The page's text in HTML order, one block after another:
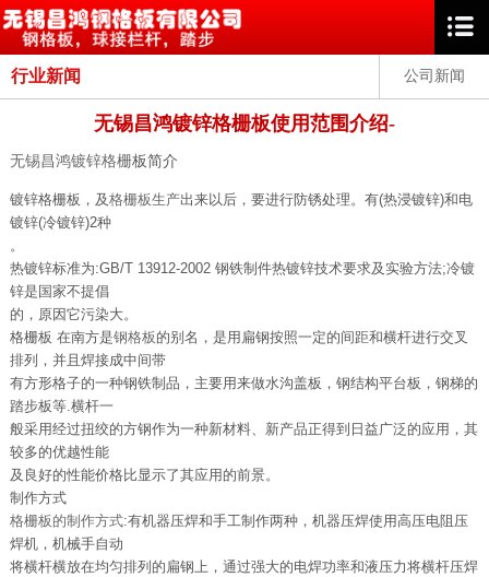
公司新闻
行业新闻
无锡昌鸿镀锌格栅板使用范围介绍-
无锡昌鸿镀锌格栅板简介
镀锌格栅板，及格栅板生产出来以后，要进行防锈处理。有(热浸镀锌)和电
镀锌(冷镀锌)2种
。
热镀锌标准为:GB/T 13912-2002 钢铁制件热镀锌技术要求及实验方法;冷镀
锌是国家不提倡
的，原因它污染大。
格栅板 在南方是钢格板的别名，是用扁钢按照一定的间距和横杆进行交叉
排列，并且焊接成中间带
有方形格子的一种钢铁制品，主要用来做水沟盖板，钢结构平台板，钢梯的
踏步板等.横杆一
般采用经过扭绞的方钢作为一种新材料、新产品正得到日益广泛的应用，其
较多的优越性能
及良好的性能价格比显示了其应用的前景。
制作方式
格栅板的制作方式:有机器压焊和手工制作两种，机器压焊使用高压电阻压
焊机，机械手自动
将横杆横放在均匀排列的扁钢上，通过强大的电焊功率和液压力将横杆压焊